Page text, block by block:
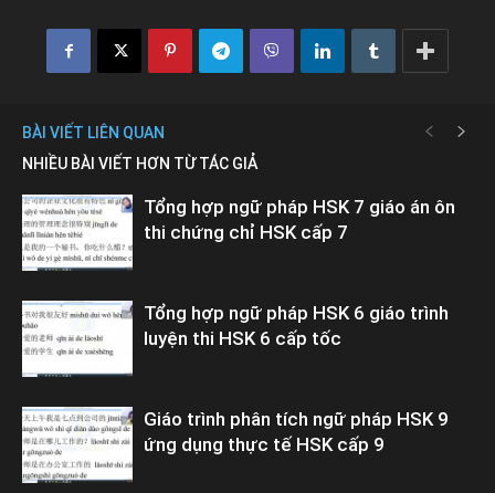
BÀI VIẾT LIÊN QUAN
NHIỀU BÀI VIẾT HƠN TỪ TÁC GIẢ
Tổng hợp ngữ pháp HSK 7 giáo án ôn
thi chứng chỉ HSK cấp 7
Tổng hợp ngữ pháp HSK 6 giáo trình
luyện thi HSK 6 cấp tốc
Giáo trình phân tích ngữ pháp HSK 9
ứng dụng thực tế HSK cấp 9